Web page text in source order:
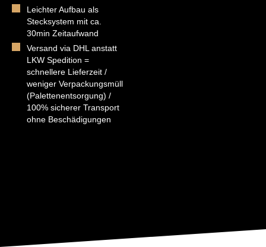
Leichter Aufbau als
Stecksystem mit ca.
30min Zeitaufwand
Versand via DHL anstatt
LKW Spedition =
schnellere Lieferzeit /
weniger Verpackungsmüll
(Palettenentsorgung) /
100% sicherer Transport
ohne Beschädigungen